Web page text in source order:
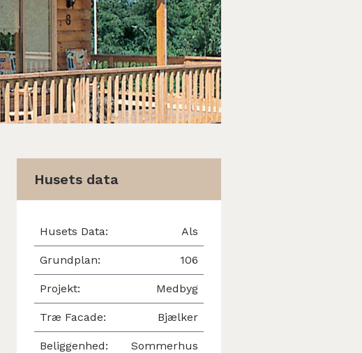
Husets data
Husets Data: Als
Grundplan: 106
Projekt: Medbyg
Træ Facade: Bjælker
Beliggenhed: Sommerhus